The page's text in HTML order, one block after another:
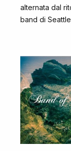
alternata dal
band di Seattle